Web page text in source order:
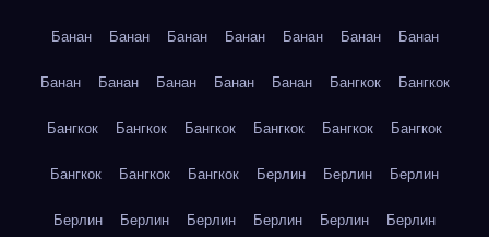
Банан Банан Банан Банан Банан Банан Банан
Банан Банан Банан Банан Банан Бангкок Бангкок
Бангкок Бангкок Бангкок Бангкок Бангкок Бангкок
Бангкок Бангкок Бангкок Берлин Берлин Берлин
Берлин Берлин Берлин Берлин Берлин Берлин